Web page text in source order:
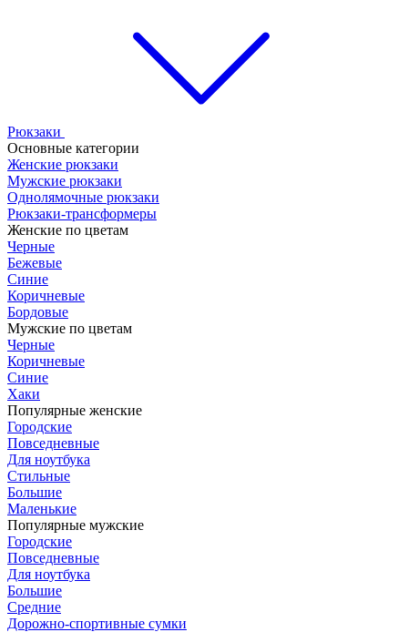
Рюкзаки
Основные категории
Женские рюкзаки
Мужские рюкзаки
Однолямочные рюкзаки
Рюкзаки-трансформеры
Женские по цветам
Черные
Бежевые
Синие
Коричневые
Бордовые
Мужские по цветам
Черные
Коричневые
Синие
Хаки
Популярные женские
Городские
Повседневные
Для ноутбука
Стильные
Большие
Маленькие
Популярные мужские
Городские
Повседневные
Для ноутбука
Большие
Средние
Дорожно-спортивные сумки